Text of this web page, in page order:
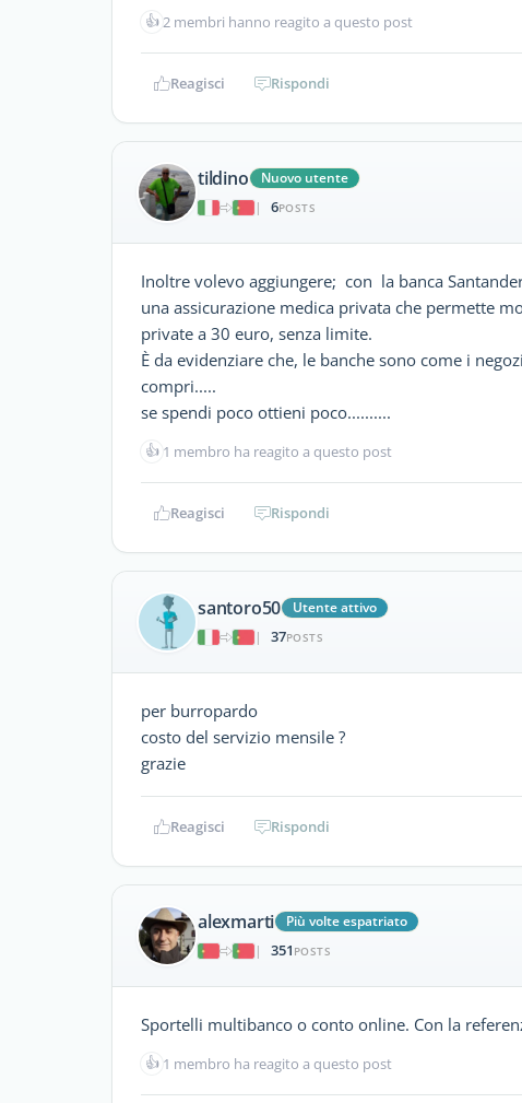
👍2 membri hanno reagito a questo post
Reagisci Rispondi
tildino
Nuovo utente
|
6POSTS
Inoltre volevo aggiungere; con la banca
una assicurazione medica privata che permette
private a 30 euro, senza limite.
È da evidenziare che, le banche sono come i
compri.....
se spendi poco ottieni poco..........
👍 1 membro ha reagito a questo post
Reagisci Rispondi
santoro50
Utente attivo
|
37POSTS
per burropardo
costo del servizio mensile ?
grazie
Reagisci Rispondi
alexmarti
Più volte espatriato
|
351 POSTS
Sportelli multibanco o conto online. Con la
👍 1 membro ha reagito a questo post